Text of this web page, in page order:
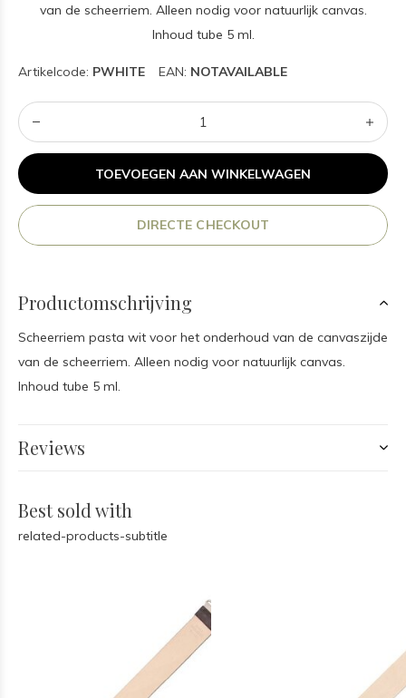
van de scheerriem. Alleen nodig voor natuurlijk canvas.
Inhoud tube 5 ml.
Artikelcode: PWHITE EAN: NOTAVAILABLE
TOEVOEGEN AAN WINKELWAGEN
DIRECTE CHECKOUT
Productomschrijving
Scheerriem pasta wit voor het onderhoud van de canvaszijde
van de scheerriem. Alleen nodig voor natuurlijk canvas.
Inhoud tube 5 ml.
Reviews
Best sold with
related-products-subtitle